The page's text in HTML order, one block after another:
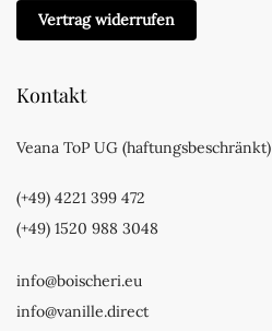
Vertrag widerrufen
Kontakt
Veana ToP UG (haftungsbeschränkt)
(+49) 4221 399 472
(+49) 1520 988 3048
info@boischeri.eu
info@vanille.direct